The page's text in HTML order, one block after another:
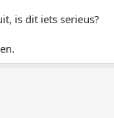
is dit iets serieus?